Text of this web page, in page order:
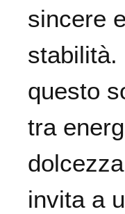
sincere
stabilità.
questo
tra
invita a